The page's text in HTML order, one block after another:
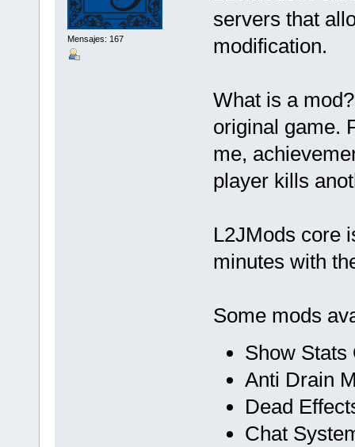
Mensajes: 167
servers that
modification.
What is a
original game.
me,
player kills
L2JMods core
minutes with
Some mods
Show Stats
Anti Drain
Dead
Chat